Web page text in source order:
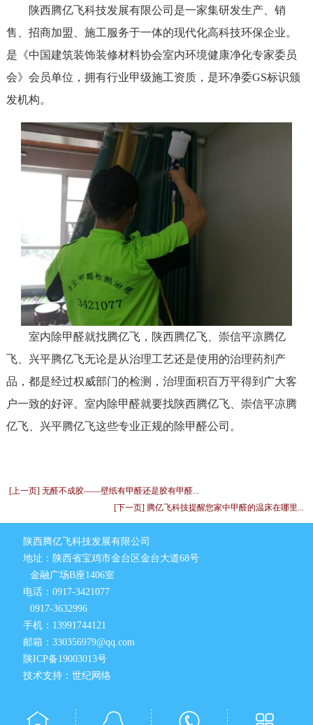
陕西腾亿飞科技发展有限公司是一家集研发生产、销
售、招商加盟、施工服务于一体的现代化高科技环保企业。
是《中国建筑装饰装修材料协会室内环境健康净化专家委员
会》会员单位，拥有行业甲级施工资质，是环净委GS标识颁
发机构。
室内除甲醛就找腾亿飞，陕西腾亿飞、崇信平凉腾亿
飞、兴平腾亿飞无论是从治理工艺还是使用的治理药剂产
品，都是经过权威部门的检测，治理面积百万平得到广大客
户一致的好评。室内除甲醛就要找陕西腾亿飞、崇信平凉腾
亿飞、兴平腾亿飞这些专业正规的除甲醛公司。
[上一页] 无醛不成胶——壁纸有甲醛还是胶有甲醛...
[下一页] 腾亿飞科技提醒您家中甲醛的温床在哪里...
陕西腾亿飞科技发展有限公司
地址：陕西省宝鸡市金台区金台大道68号
金融广场B座1406室
电话：0917-3421077
0917-3632996
手机：13991744121
邮箱：330356979@qq.com
陕ICP备19003013号
技术支持：世纪网络